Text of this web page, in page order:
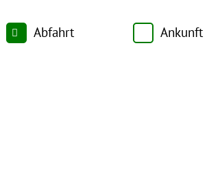
Abfahrt Ankunft